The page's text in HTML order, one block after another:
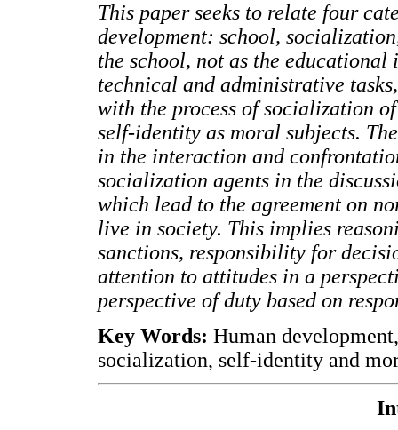
This paper seeks to relate four
development: school,
the school, not as the
technical and administrative
with the process of socialization
self-identity as moral subjects.
in the interaction and
socialization agents in the
which lead to the agreement on
live in society. This implies
sanctions, responsibility for
attention to attitudes in a
perspective of duty based on
Key Words: Human
socialization, self-identity and